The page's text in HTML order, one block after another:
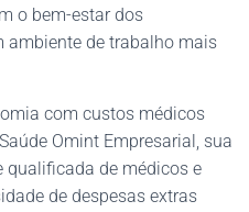
o bem-estar dos
ambiente de trabalho mais
com custos médicos
Omint Empresarial, sua
qualificada de médicos e
de despesas extras